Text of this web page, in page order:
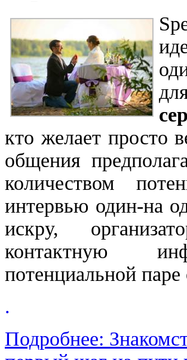
кто желает просто
общения
количеством
интервью один-на
искру,
контактную
потенциальной паре
.
Подробнее: